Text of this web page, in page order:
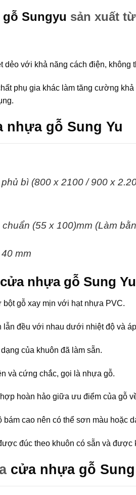
Sungyu sản xuất
dẻo với khả năng cách điện,
phụ gia khác làm tăng cường
nhựa gỗ Sung Yu
bì (800 x 2100 / 900 x
(55 x 100)mm (Làm
mm
cửa nhựa gỗ Sung Yu
gỗ xay mịn với hạt nhựa PVC.
lẫn đều với nhau dưới nhiệt độ và
của khuôn đã làm sẵn.
và cứng chắc, gọi là nhựa gỗ.
hoàn hảo giữa ưu điểm của gỗ
bám cao nên có thể sơn màu hoặc
đúc theo khuôn có sẵn và được
cửa nhựa gỗ Sung